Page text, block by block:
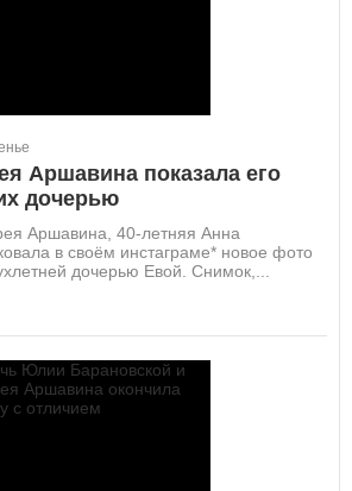
Аршавина показала его
дочерью
Аршавина, 40-летняя Анна
в своём инстаграме* новое фото
дочерью Евой. Снимок,...